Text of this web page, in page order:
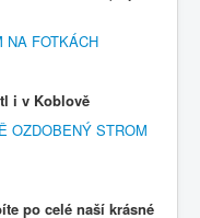
NA FOTKÁCH
i v Koblově
OZDOBENÝ STROM
po celé naší krásné